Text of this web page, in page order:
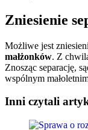
Zniesienie
Możliwe jest
małżonków. Z
Znosząc separację,
wspólnym
Inni czytali